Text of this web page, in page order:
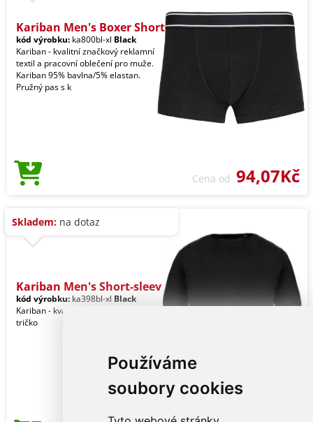
Používáme
soubory cookies
Kariban Men's Boxer Short
kód výrobku: ka800bl-xl Black
Kariban - kvalitní značkový reklamní
textil a pracovní oblečení pro muže.
Kariban 95% bavlna/5% elastan.
Pružný pas s k
Cena od 94,07Kč
Skladem: na dotaz
Kariban Men's Short-sleev
kód výrobku: ka398bl-xl Black
Kariban - kvalitní značkové pánské
tričko